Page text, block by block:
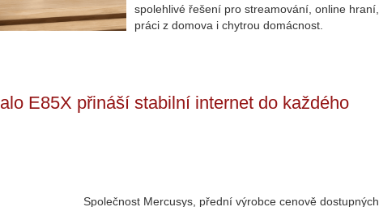
spolehlivé řešení pro streamování, online hraní,
práci z domova i chytrou domácnost.
E85X přináší stabilní internet do každého
Společnost Mercusys, přední výrobce cenově dostupných